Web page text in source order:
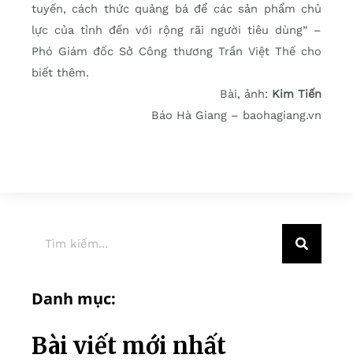
tuyến, cách thức quảng bá để các sản phẩm chủ
lực của tỉnh đến với rộng rãi người tiêu dùng” –
Phó Giám đốc Sở Công thương Trần Việt Thế cho
biết thêm.
Bài, ảnh: Kim Tiến
Báo Hà Giang – baohagiang.vn
Danh mục:
Bài viết mới nhất